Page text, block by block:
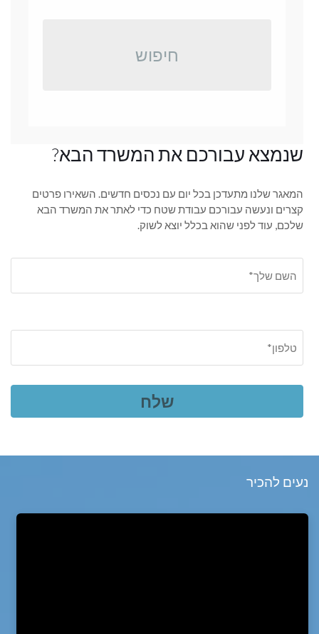
חיפוש
שנמצא עבורכם את המשרד הבא?
המאגר שלנו מתעדכן בכל יום עם נכסים חדשים. השאירו פרטים
קצרים ונעשה עבורכם עבודת שטח כדי לאתר את המשרד הבא
שלכם, עוד לפני שהוא בכלל יוצא לשוק.
נעים להכיר